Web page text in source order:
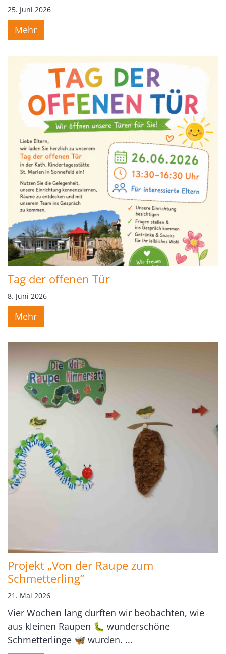
25. Juni 2026
Mehr
Tag der offenen Tür
8. Juni 2026
Mehr
Projekt „Von der Raupe zum
Schmetterling“
21. Mai 2026
Vier Wochen lang durften wir beobachten, wie
aus kleinen Raupen 🐛 wunderschöne
Schmetterlinge 🦋 wurden. ...